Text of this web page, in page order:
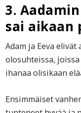
3.
sai aikaan
Adam ja Eeva
olosuhteissa,
ihanaa olisikaan
Ensimmäiset